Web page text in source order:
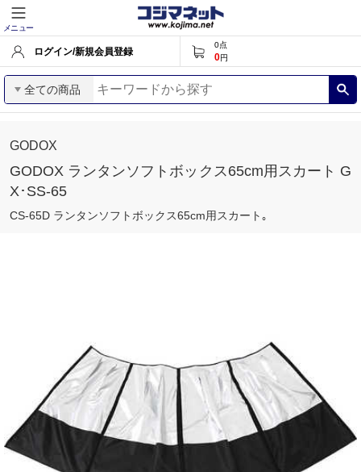
メニュー
ログイン/新規会員登録
0点
0円
全ての商品
GODOX
GODOX ランタンソフトボックス65cm用スカート G
X･SS-65
CS-65D ランタンソフトボックス65cm用スカート｡